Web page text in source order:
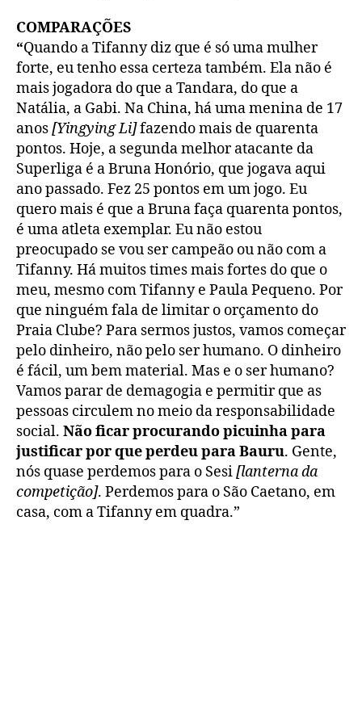
COMPARAÇÕES
“Quando a Tifanny diz que é só uma mulher
forte, eu tenho essa certeza também. Ela não é
mais jogadora do que a Tandara, do que a
Natália, a Gabi. Na China, há uma menina de 17
anos[Yingying Li]fazendo mais de quarenta
pontos. Hoje, a segunda melhor atacante da
Superliga é a Bruna Honório, que jogava aqui
ano passado. Fez 25 pontos em um jogo. Eu
quero mais é que a Bruna faça quarenta pontos,
é uma atleta exemplar. Eu não estou
preocupado se vou ser campeão ou não com a
Tifanny. Há muitos times mais fortes do que o
meu, mesmo com Tifanny e Paula Pequeno. Por
que ninguém fala de limitar o orçamento do
Praia Clube? Para sermos justos, vamos começar
pelo dinheiro, não pelo ser humano. O dinheiro
é fácil, um bem material. Mas e o ser humano?
Vamos parar de demagogia e permitir que as
pessoas circulem no meio da responsabilidade
social. Não ficar procurando picuinha para
justificar por que perdeu para Bauru. Gente,
nós quase perdemos para o Sesi[lanterna da
competição]. Perdemos para o São Caetano, em
casa, com a Tifanny em quadra.”